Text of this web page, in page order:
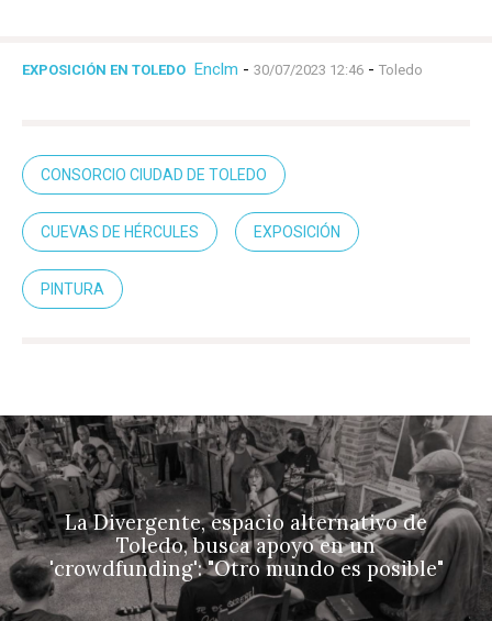
EXPOSICIÓN EN TOLEDO Enclm - 30/07/2023 12:46 - Toledo
CONSORCIO CIUDAD DE TOLEDO
CUEVAS DE HÉRCULES EXPOSICIÓN
PINTURA
La Divergente, espacio alternativo de
Toledo, busca apoyo en un
'crowdfunding': "Otro mundo es posible"
Talavera
Deportes
Planeta Rural
Especiales